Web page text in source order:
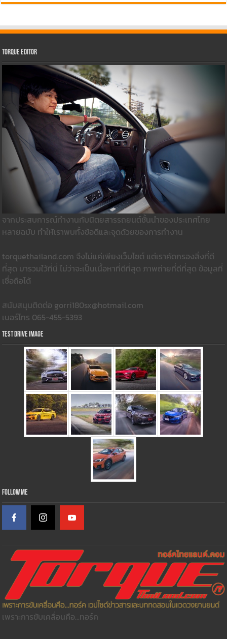
Torque Editor
จากประสบการณ์ทำงานกับนิตยสารรถยนต์ชั้นนำของประเทศไทย
หลายฉบับ ทำให้เราพบทั้งข้อดีและจุดด้วยของการทำงาน
torquethailand.com จึงไม่แค่เพียงเว็บไซต์ แต่เราคัดกรองสิ่งที่ดี
ที่สุด มารวมใว้ที่นี่ ไม่ว่าจะเป็นเนื้อหาที่ดีที่สุด ภาพถ่ายที่ดีที่สุด ข้อมูลที่
เชื่อถือได้
สนับสนุนติดต่อ gorri180sx@hotmail.com
เบอร์โทร 065-455-5393
Test Drive Image
Follow Me
เพราะการขับเคลื่อนคือ...ทอร์ค